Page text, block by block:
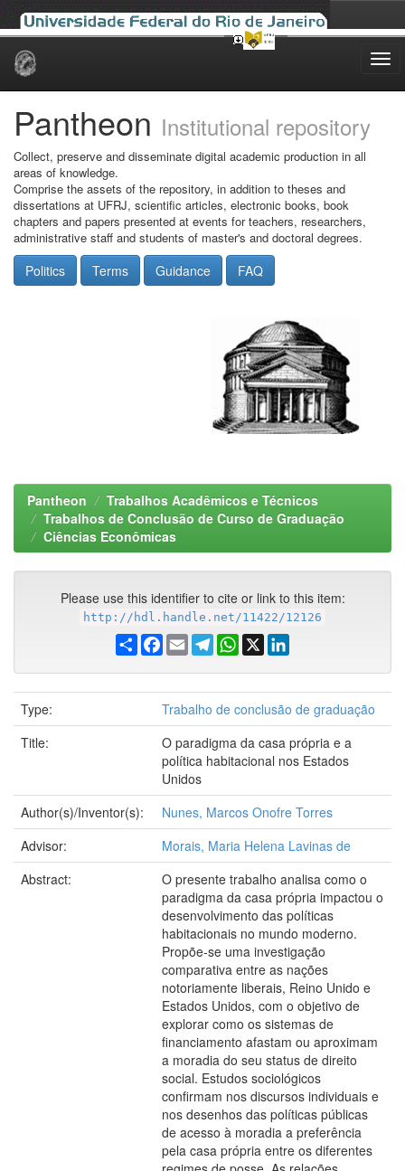
Skip
Pantheon Institutional repository
Collect, preserve and disseminate digital academic production in all
areas of knowledge.
Comprise the assets of the repository, in addition to theses and
dissertations at UFRJ, scientific articles, electronic books, book
chapters and papers presented at events for teachers, researchers,
administrative staff and students of master's and doctoral degrees.
Politics Terms Guidance FAQ
Pantheon
Trabalhos Acadêmicos e Técnicos
Trabalhos de Conclusão de Curso de Graduação
Ciências Econômicas
Please use this identifier to cite or link to this item:
http://hdl.handle.net/11422/12126
ShareFacebook
EmailTelegramWhatsApp
X
Type:
Trabalho de conclusão de graduação
Title:
O paradigma da casa própria e a
política habitacional nos Estados
Unidos
Author(s)/Inventor(s):
Nunes, Marcos Onofre Torres
Advisor:
Morais, Maria Helena Lavinas de
Abstract:
O presente trabalho analisa como o
paradigma da casa própria impactou o
desenvolvimento das políticas
habitacionais no mundo moderno.
Propõe-se uma investigação
comparativa entre as nações
notoriamente liberais, Reino Unido e
Estados Unidos, com o objetivo de
explorar como os sistemas de
financiamento afastam ou aproximam
a moradia do seu status de direito
social. Estudos sociológicos
confirmam nos discursos individuais e
nos desenhos das políticas públicas
de acesso à moradia a preferência
pela casa própria entre os diferentes